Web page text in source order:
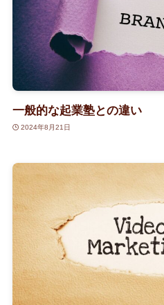
一般的な起業塾との違い
2024年8月21日